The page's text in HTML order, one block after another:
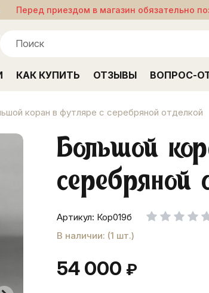
Перед приездом в магазин обязательно
КАК КУПИТЬ ОТЗЫВЫ ВОПРОС-
коран в футляре с серебряной отделкой
Большой
серебряной
Артикул: Кор019б
В наличии: (1 шт.)
54 000 ₽